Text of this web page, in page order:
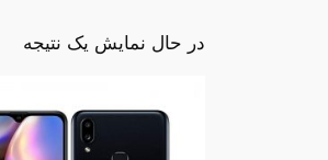
در حال نمایش یک نتیجه